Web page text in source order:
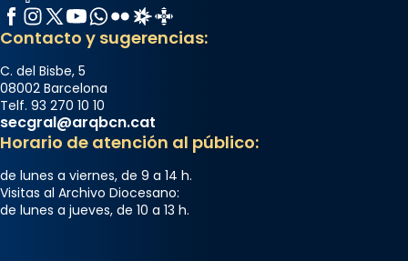
Facebook
Instagram
X / Twitter
YouTube
WhatsApp
FlickrRadio Estel
Catalunya Cristiana
Contacto y sugerencias:
C. del Bisbe, 5
08002 Barcelona
Telf. 93 270 10 10
secgral@arqbcn.cat
Horario de atención al público:
de lunes a viernes, de 9 a 14 h.
Visitas al Archivo Diocesano:
de lunes a jueves, de 10 a 13 h.